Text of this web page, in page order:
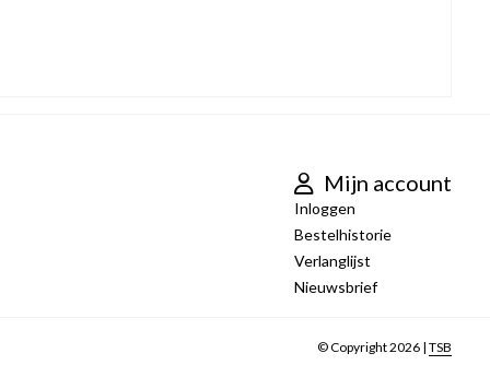
Mijn account
Inloggen
Bestelhistorie
Verlanglijst
Nieuwsbrief
© Copyright 2026 | TSB